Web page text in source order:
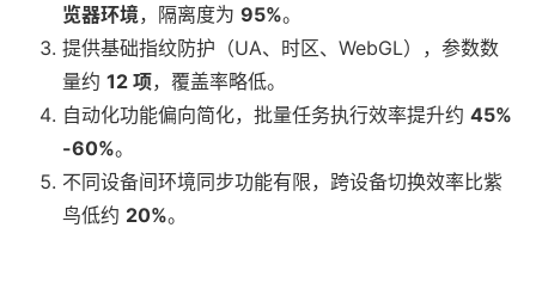
览器环境，隔离度为 95%。
提供基础指纹防护（UA、时区、WebGL），参数数
量约 12 项，覆盖率略低。
自动化功能偏向简化，批量任务执行效率提升约 45%
-60%。
不同设备间环境同步功能有限，跨设备切换效率比紫
鸟低约 20%。